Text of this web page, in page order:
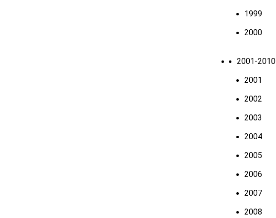
1999
2000
2001-2010
2001
2002
2003
2004
2005
2006
2007
2008